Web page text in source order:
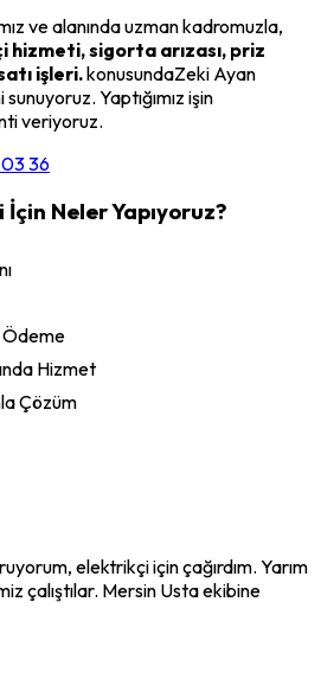
ve alanında uzman kadromuzla,
sigorta arızası, priz
işleri.konusundaZeki Ayan
Yaptığımız işin
veriyoruz.
36
İçin Neler Yapıyoruz?
Ödeme
Hizmet
Çözüm
elektrikçiiçin çağırdım. Yarım
çalıştılar. Mersin Usta ekibine